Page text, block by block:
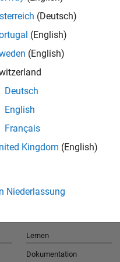
Erhalten
(Deutsch)
(English)
(English)
Deutsch
English
Français
Kingdom (English)
Niederlassung
Lernen
Dokumentation